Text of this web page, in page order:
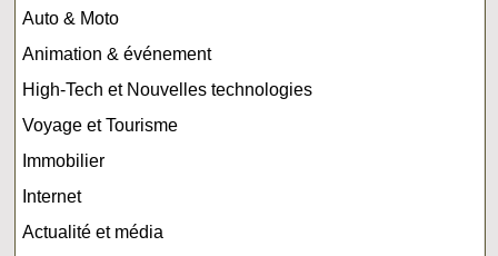
Auto & Moto
Animation & événement
High-Tech et Nouvelles technologies
Voyage et Tourisme
Immobilier
Internet
Actualité et média